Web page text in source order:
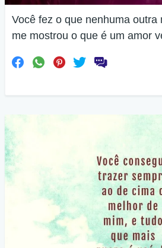
Você fez o que nenhuma outra
me mostrou o que é um amor